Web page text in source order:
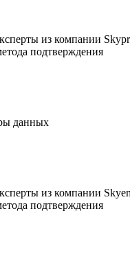
из компании
данных
из компании